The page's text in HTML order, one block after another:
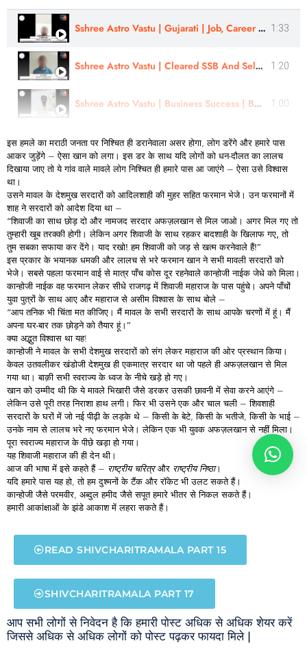
Sshree Astro Vastu | Gujarati | Job, Career Challenges | Review - Er Nilesh Jain 1:33
Sshree Astro Vastu | Cleared SSB And Selected For Navy | Review By - Mr Sushil | In Hindi 1:20
Sshree Astro Vastu | Business Success | By Astro Prasad 1:00
इस हमले का मराठी जनता पर निश्चित ही डरानेवाला असर होगा, लोग डरेंगे और हमारे पास
आकर जुड़ेंगे – ऐसा खान को लगा। इस डर के साथ यदि लोगों को धन-दौलत का लालच
दिखाया जाए तो ये गांव वाले मावले लोग निश्चित ही हमारे पास आ जाएंगे – ऐसा उसे विश्वास
था।
उसने मावल के देशमुख सरदारों को आदिलशाही की मुहर सहित फरमान भेजे। उन फरमानों में
शाह ने सरदारों को आदेश दिया था –
“शिवाजीकासाथछोड़दो औरनामजदसरदार अफज़लखानसेमिलजाओ। अगरमिलगएतो
तुम्हारीखूबतरक्कीहोगी।लेकिनअगरशिवाजीकेसाथरहकरबादशाहीकेखिलाफगए,तो
तुमसबकासफायाकरदेंगे।यादरखो!हमशिवाजीकोजड़सेखत्मकरनेवालेहैं!”
इस प्रकार के भयानक धमकी और लालच से भरे फरमान खान ने सभी मावली सरदारों को
भेजे। सबसे पहला फरमान वाई से मात्र पाँच कोस दूर रहनेवालेकान्होजीनाईकजेधेको मिला।
कान्होजी नाईक वह फरमान लेकर सीधे राजगढ़ में शिवाजी महाराज के पास पहुंचे। अपने पाँचों
युवा पुत्रों के साथ आए और महाराज से असीम विश्वास के साथ बोले –
“आपतनिक भीचिंतामतकीजिए।मैंमावलकेसभीसरदारोंकेसाथ आपकेचरणोंमेंहूं।मैं
अपनाघर-बारतकछोड़नेकोतैयारहूं।”
क्या अद्भुत विश्वास था यह!
कान्होजी ने मावल के सभी देशमुख सरदारों को संग लेकर महाराज की ओर प्रस्थान किया।
केवलउतवलीकरखंडोजीदेशमुखही एकमात्र सरदार था जो पहले ही अफज़लखान से मिल
गया था। बाक़ी सभी स्वराज्य के ध्वज के नीचे खड़े हो गए।
खान को उम्मीद थी कि ये मावले भिखारी जैसे डरकर उसकी छावनी में सेवा करने आएंगे –
लेकिन उसे पूरी तरह निराशा हाथ लगी। फिर भी उसने एक और चाल चली – शिवशाही
सरदारों के घरों में जो नई पीढ़ी के लड़के थे – किसी के बेटे, किसी के भतीजे, किसी के भाई –
उनके नाम से लालच भरे नए फरमान भेजे। लेकिन एक भी युवक अफज़लखान से नहीं मिला।
पूरा स्वराज्य महाराज के पीछे खड़ा हो गया।
यहशिवाजीमहाराजकीहीदेनथी।
आज की भाषा में इसे कहते हैं – राष्ट्रीयचरित्रऔर राष्ट्रीयनिष्ठा।
यदि हमारे पास यह हो, तो हम दुश्मनों के टैंक और रॉकेट भी उलट सकते हैं।
कान्होजी जैसे परमवीर, अब्दुल हमीद जैसे सपूत हमारे भीतर से निकल सकते हैं।
हमारी आकांक्षाओं के झंडे आकाश में लहरा सकते हैं।
READ SHIVCHARITRAMALA PART 15
SHIVCHARITRAMALA PART 17
आप सभी लोगों से निवेदन है कि हमारी पोस्ट अधिक से अधिक शेयर करें
जिससे अधिक से अधिक लोगों को पोस्ट पढ़कर फायदा मिले |